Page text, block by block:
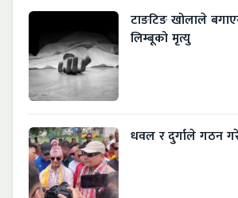
टाङटिङ खोलाले
लिम्बूको मृत्यु
धवल र दुर्गाले गठन गरे